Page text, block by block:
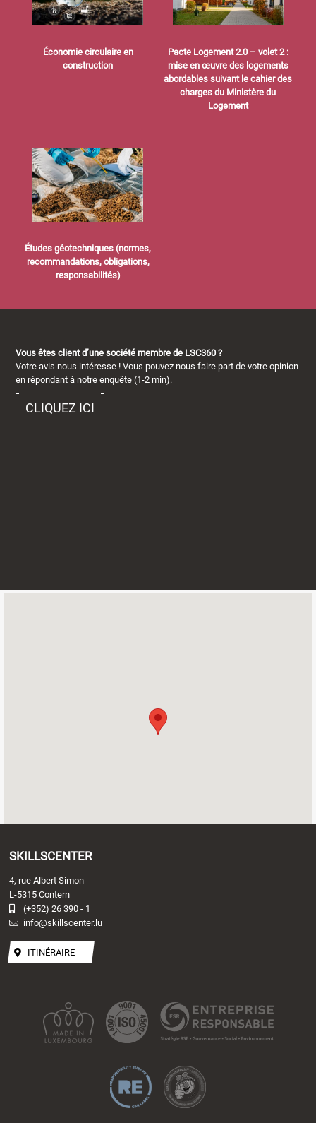
Économie circulaire en
construction
Pacte Logement 2.0 – volet 2 :
mise en œuvre des logements
abordables suivant le cahier des
charges du Ministère du
Logement
Études géotechniques (normes,
recommandations, obligations,
responsabilités)
Vous êtes client d’une société membre de LSC360 ?
Votre avis nous intéresse ! Vous pouvez nous faire part de votre opinion
en répondant à notre enquête (1-2 min).
CLIQUEZ ICI
SKILLSCENTER
4, rue Albert Simon
L-5315 Contern
(+352) 26 390 - 1
info@skillscenter.lu
ITINÉRAIRE